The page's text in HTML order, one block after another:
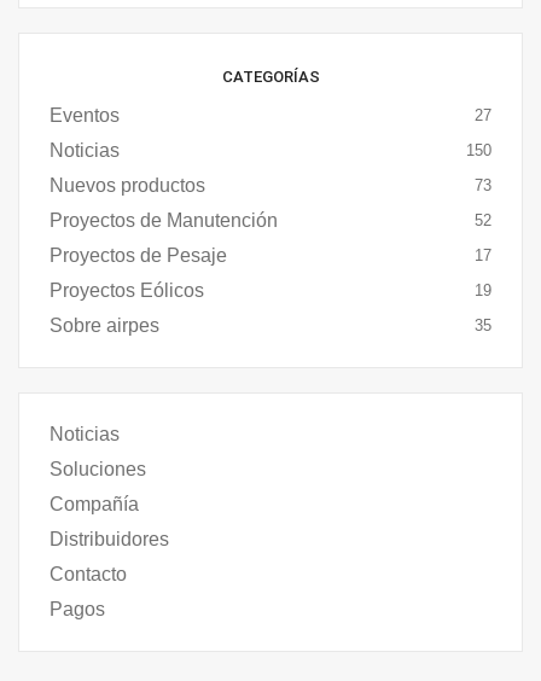
CATEGORÍAS
Eventos 27
Noticias 150
Nuevos productos 73
Proyectos de Manutención 52
Proyectos de Pesaje 17
Proyectos Eólicos 19
Sobre airpes 35
Noticias
Soluciones
Compañía
Distribuidores
Contacto
Pagos